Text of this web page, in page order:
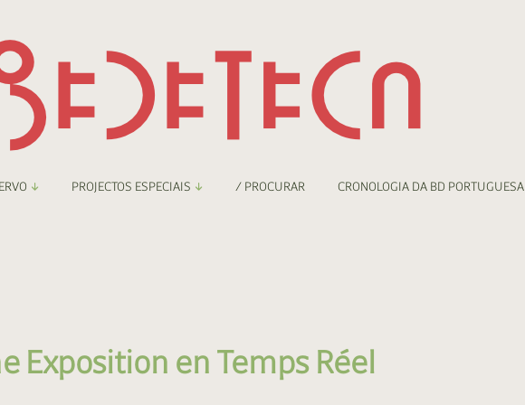
Digital
PROJECTOS ESPECIAIS / PROCURAR CRONOLOGIA DA BD PORTUGUESA
Exposition en Temps Réel